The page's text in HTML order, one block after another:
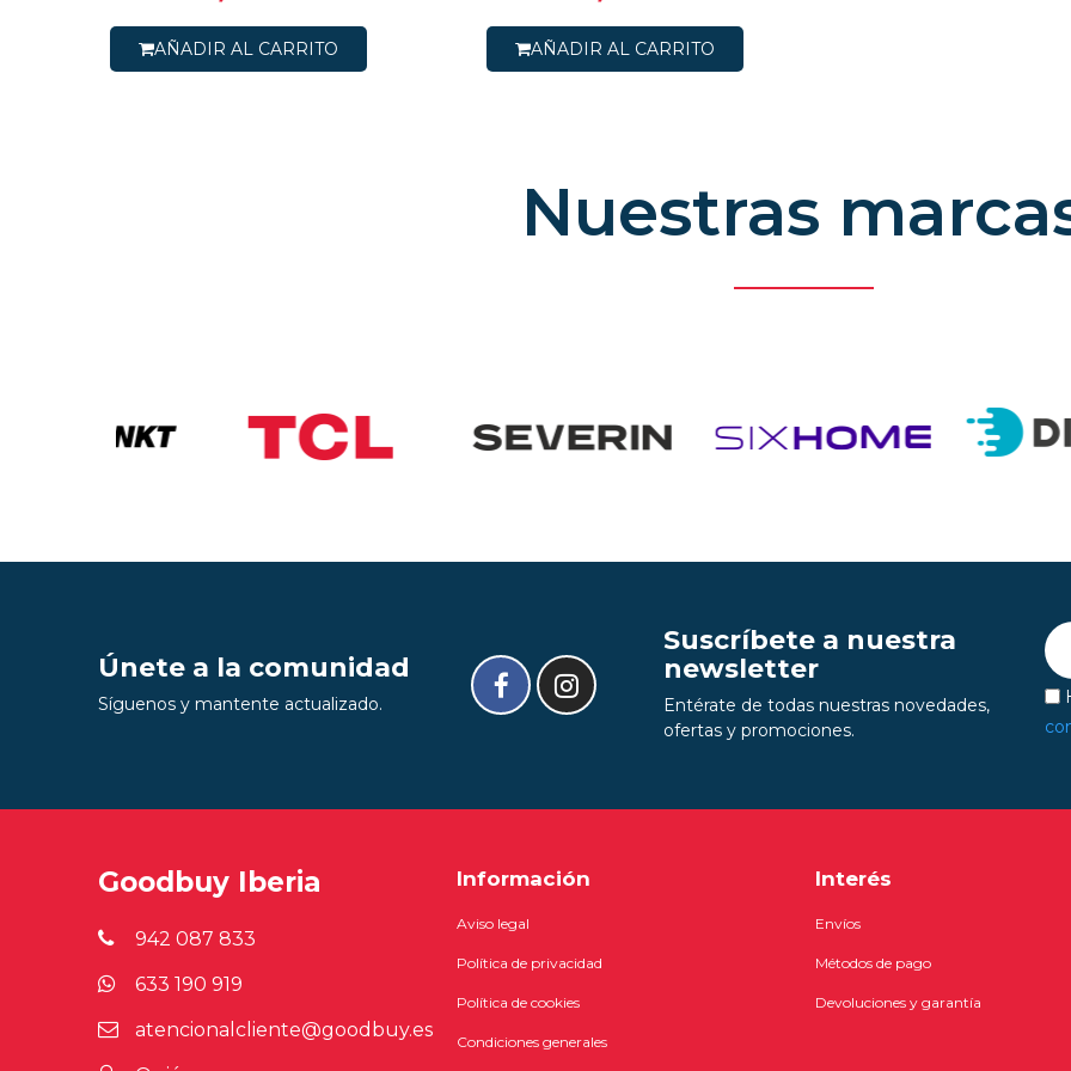
AÑADIR AL CARRITO AÑADIR AL CARRITO
Nuestras
Únete a la comunidad
Síguenos y mantente actualizado.
Suscríbete a nuestra
newsletter
Entérate de todas nuestras novedades,
ofertas y promociones.
Goodbuy Iberia
942 087 833
633 190 919
atencionalcliente@goodbuy.es
Información
Aviso legal
Política de privacidad
Política de cookies
Condiciones generales
Interés
Envíos
Métodos de pago
Devoluciones y garantía